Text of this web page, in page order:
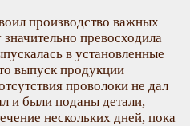
производство важных
превосходила
в установленные
выпуск продукции
проволоки не дал
и были поданы детали,
нескольких дней, пока